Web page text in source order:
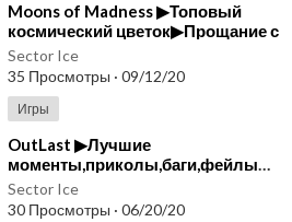
⁣Moons of Madness ▶Топовый
космический цветок▶Прощание с
Лукасом ▶выпуск#12
Sector Ice
35 Просмотры · 09/12/20
Игры
OutLast ▶Лучшие
моменты,приколы,баги,фейлы▶выпуск#11
Sector Ice
30 Просмотры · 06/20/20